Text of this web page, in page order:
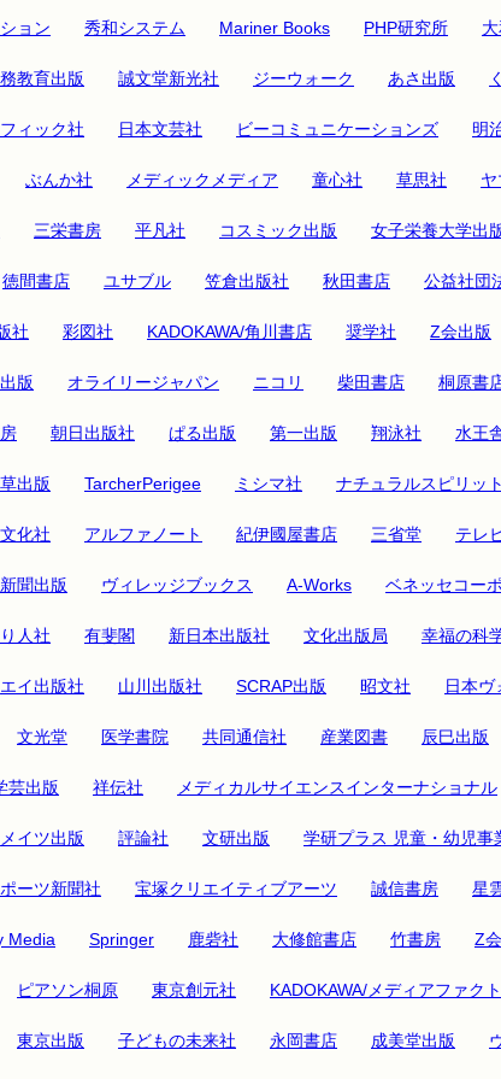
ョン 秀和システム Mariner Books PHP研究所
教育出版 誠文堂新光社 ジーウォーク あさ出版
ィック社 日本文芸社 ビーコミュニケーションズ 明
ぶんか社 メディックメディア 童心社 草思社
三栄書房 平凡社 コスミック出版 女子栄養大学出
徳間書店 ユサブル 笠倉出版社 秋田書店 公益社団
社 彩図社 KADOKAWA/角川書店 奨学社 Z会出版
版 オライリージャパン ニコリ 柴田書店 桐原書
朝日出版社 ぱる出版 第一出版 翔泳社 水王
出版 TarcherPerigee ミシマ社 ナチュラルスピリット
化社 アルファノート 紀伊國屋書店 三省堂 テレ
聞出版 ヴィレッジブックス A-Works ベネッセコー
人社 有斐閣 新日本出版社 文化出版局 幸福の科
エイ出版社 山川出版社 SCRAP出版 昭文社 日本ヴ
文光堂 医学書院 共同通信社 産業図書 辰巳出版
芸出版 祥伝社 メディカルサイエンスインターナショナル
メイツ出版 評論社 文研出版 学研プラス 児童・幼児事
ーツ新聞社 宝塚クリエイティブアーツ 誠信書房 星
Media Springer 鹿砦社 大修館書店 竹書房 Z
ピアソン桐原 東京創元社 KADOKAWA/メディアファク
東京出版 子どもの未来社 永岡書店 成美堂出版